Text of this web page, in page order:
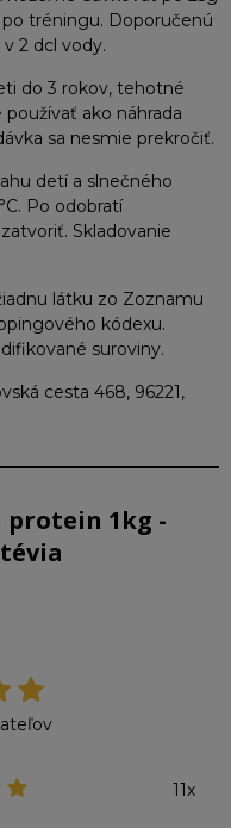
tréningu. Doporučenú
2 dcl vody.
do 3 rokov, tehotné
ako náhrada
sa nesmie prekročiť.
detí a slnečného
Po odobratí
Skladovanie
látku zo Zoznamu
kódexu.
suroviny.
cesta 468, 96221,
protein 1kg -
11x